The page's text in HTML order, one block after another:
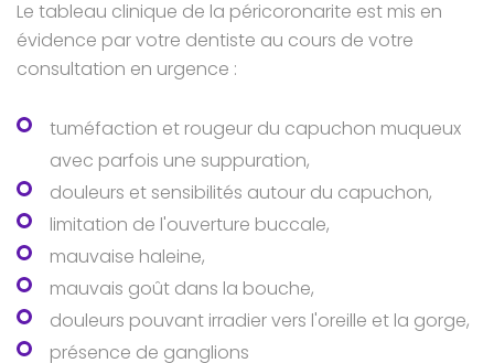
Le tableau clinique de la péricoronarite est mis en
évidence par votre dentiste au cours de votre
consultation en urgence :
tuméfaction et rougeur du capuchon muqueux
avec parfois une suppuration,
douleurs et sensibilités autour du capuchon,
limitation de l'ouverture buccale,
mauvaise haleine,
mauvais goût dans la bouche,
douleurs pouvant irradier vers l'oreille et la gorge,
présence de ganglions